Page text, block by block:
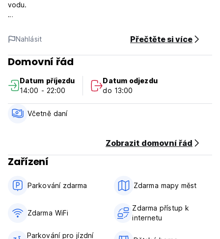
vodu.
ventilátor a sítě proti komárům.
Arne's nabízí snídaně a nápoje a občerstvení po celý den.
Služby prádelny, wifi, výlety, lekce surfování a safari s
(Auto-translated from original language)
Nahlásit Přečtěte si více
Domovní řád
Datum příjezdu
14:00 - 22:00
Datum odjezdu
do 13:00
Včetně daní
Zobrazit domovní řád
Zařízení
Parkování zdarma Zdarma mapy měst
Zdarma WiFi
Zdarma přístup k
internetu
Parkování pro jízdní